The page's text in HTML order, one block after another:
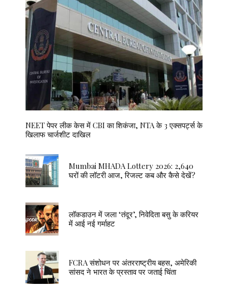
NEET पेपर लीक केस में CBI का शिकंजा, NTA के 3 एक्सपर्ट्स के
खिलाफ चार्जशीट दाखिल
Mumbai MHADA Lottery 2026: 2,640
घरों की लॉटरी आज, रिजल्ट कब और कैसे देखें?
लॉकडाउन में जला ‘तंदूर’, निवेदिता बसु के करियर
में आई नई गर्माहट
FCRA संशोधन पर अंतरराष्ट्रीय बहस, अमेरिकी
सांसद ने भारत के प्रस्ताव पर जताई चिंता